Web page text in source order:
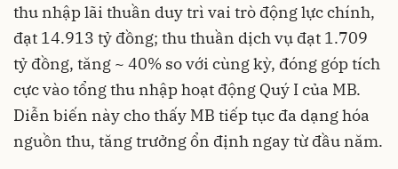
thu nhập lãi thuần duy trì vai trò động lực chính,
đạt 14.913 tỷ đồng; thu thuần dịch vụ đạt 1.709
tỷ đồng, tăng ~ 40% so với cùng kỳ, đóng góp tích
cực vào tổng thu nhập hoạt động Quý I của MB.
Diễn biến này cho thấy MB tiếp tục đa dạng hóa
nguồn thu, tăng trưởng ổn định ngay từ đầu năm.